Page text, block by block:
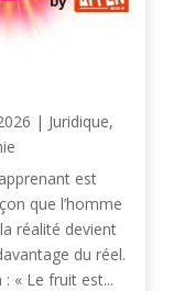
| Juridique,
est
que l’homme
réalité devient
du réel.
« Le fruit est...